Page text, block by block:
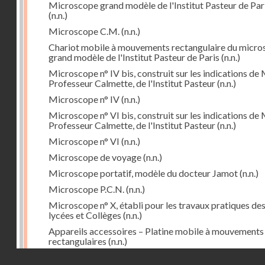
Microscope grand modèle de l'Institut Pasteur de
(n.n.)
Microscope C.M. (n.n.)
Chariot mobile à mouvements rectangulaire du
grand modèle de l'Institut Pasteur de Paris (n.n.)
Microscope n° IV bis, construit sur les indications de
Professeur Calmette, de l'Institut Pasteur(n.n.)
Microscope n° IV(n.n.)
Microscope n° VI bis, construit sur les indications de
Professeur Calmette, de l'Institut Pasteur(n.n.)
Microscope n° VI (n.n.)
Microscope de voyage(n.n.)
Microscope portatif, modèle du docteur Jamot(n.n.)
Microscope P.C.N. (n.n.)
Microscope n° X, établi pour les travaux pratiques des
lycées et Collèges (n.n.)
Appareils accessoires – Platine mobile à mouvements
rectangulaires (n.n.)